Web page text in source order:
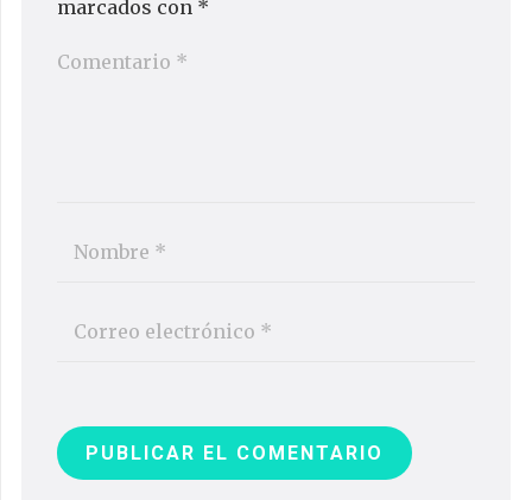
marcados con *
PUBLICAR EL COMENTARIO